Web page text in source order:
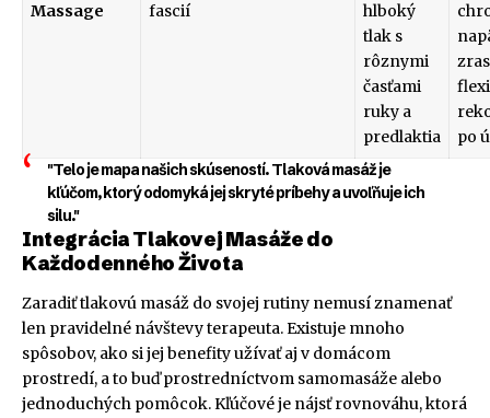
Massage
fascií
hlboký
tlak s
rôznymi
časťami
ruky a
predlaktia
po
"Telo je mapa našich skúseností. Tlaková masáž je
kľúčom, ktorý odomyká jej skryté príbehy a uvoľňuje ich
silu."
Integrácia Tlakovej Masáže do
Každodenného Života
Zaradiť tlakovú masáž do svojej rutiny nemusí znamenať
len pravidelné návštevy terapeuta. Existuje mnoho
spôsobov, ako si jej benefity užívať aj v domácom
prostredí, a to buď prostredníctvom samomasáže alebo
jednoduchých pomôcok. Kľúčové je nájsť rovnováhu, ktorá